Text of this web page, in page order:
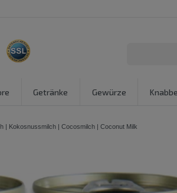
Getränke Gewürze
| Kokosnussmilch | Cocosmilch | Coconut Milk